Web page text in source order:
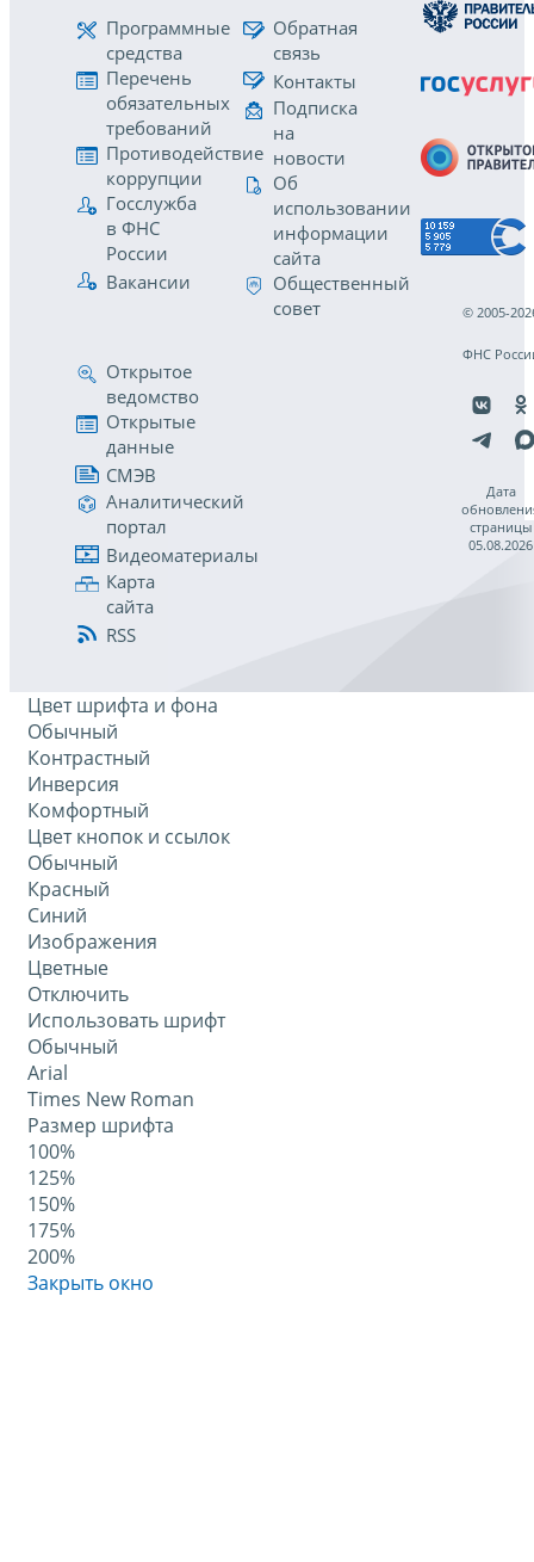
Программные
средства
Перечень
обязательных
требований
Противодействие
коррупции
Госслужба
в ФНС
России
Вакансии
Обратная
связь
Контакты
Подписка
на
новости
Об
использовании
информации
сайта
Общественный
совет
Открытое
ведомство
Открытые
данные
СМЭВ
Аналитический
портал
Видеоматериалы
Карта
сайта
RSS
© 2005-
ФНС
Дата
страницы
05.08.2026
Цвет шрифта и фона
Обычный
Контрастный
Инверсия
Комфортный
Цвет кнопок и ссылок
Обычный
Красный
Синий
Изображения
Цветные
Отключить
Использовать шрифт
Обычный
Arial
Times New Roman
Размер шрифта
100%
125%
150%
175%
200%
Закрыть окно